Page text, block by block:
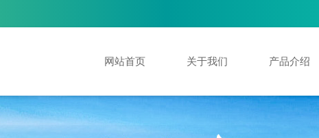
网站首页 关于我们 产品介绍